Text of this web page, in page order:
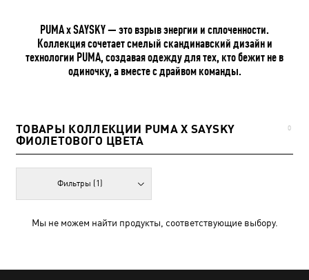
PUMA x SAYSKY — это взрыв энергии и сплоченности.
Коллекция сочетает смелый скандинавский дизайн и
технологии PUMA, создавая одежду для тех, кто бежит не в
одиночку, а вместе с драйвом команды.
ТОВАРЫ КОЛЛЕКЦИИ PUMA X SAYSKY
ФИОЛЕТОВОГО ЦВЕТА
0
Фильтры (1)
Мы не можем найти продукты, соответствующие выбору.